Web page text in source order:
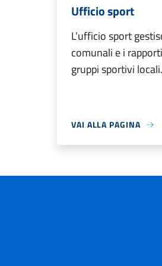
Ufficio sport
L’ufficio sport
comunali e i
gruppi sportivi locali.
VAI ALLA PAGINA